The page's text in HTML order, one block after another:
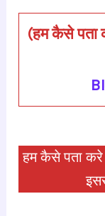
o
k
p
(हम कैसे पता
हम कैसे पता करे